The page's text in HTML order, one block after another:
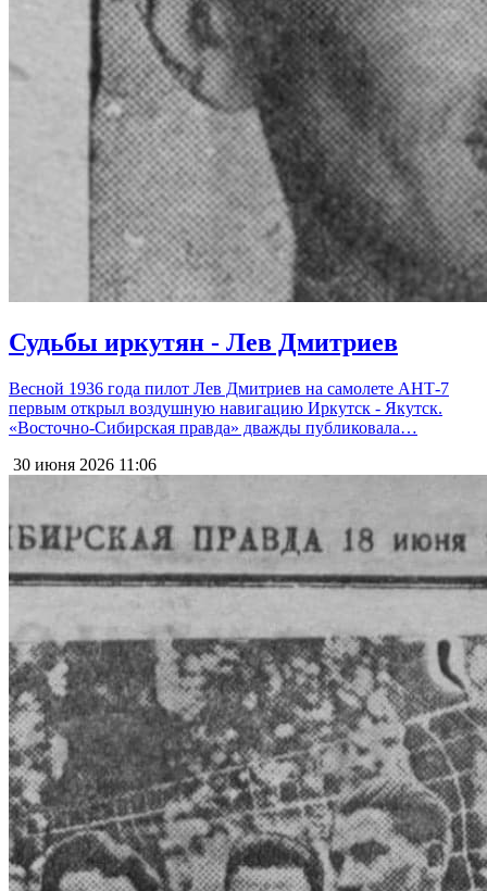
Судьбы иркутян - Лев Дмитриев
Весной 1936 года пилот Лев Дмитриев на самолете АНТ-7
первым открыл воздушную навигацию Иркутск - Якутск.
«Восточно-Сибирская правда» дважды публиковала…
30 июня 2026 11:06